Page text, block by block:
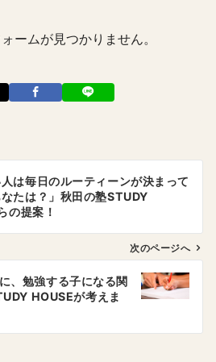
ームが見つかりません。
人は毎日のルーティーンが決まって
たは？」秋田の塾STUDY
の提案！
次のページへ
、勉強する子になる関
HOUSEが考えま